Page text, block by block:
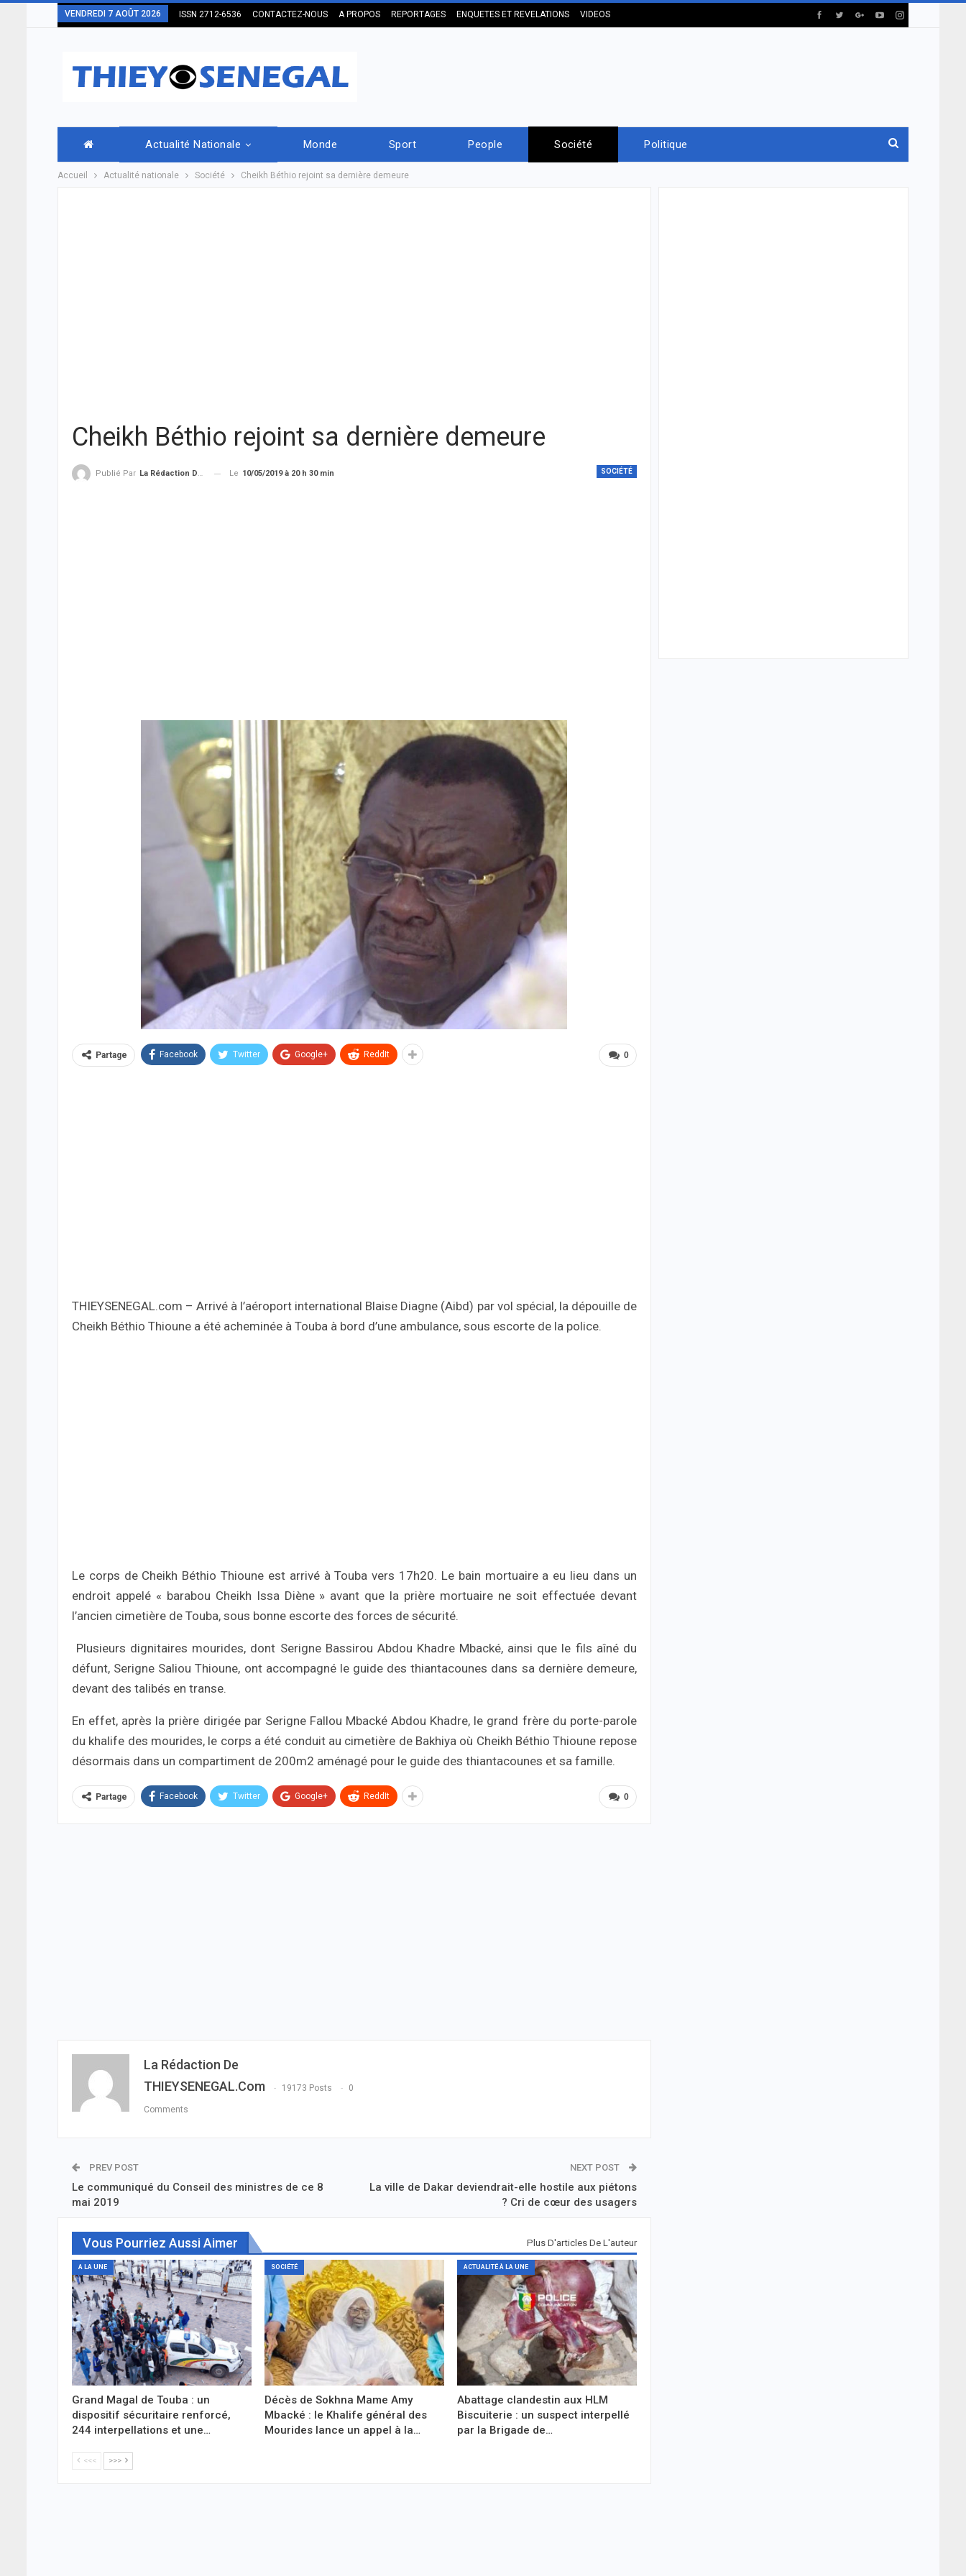
VENDREDI 7 AOÛT 2026 ISSN 2712-6536 CONTACTEZ-NOUS A PROPOS REPORTAGES ENQUETES ET REVELATIONS VIDEOS
Actualité Nationale Monde Sport People Société Politique
Accueil Actualité nationale Société Cheikh Béthio rejoint sa dernière demeure
Cheikh Béthio rejoint sa dernière demeure
SOCIÉTÉ
Publié Par La Rédaction De THIEYSENEGAL.com Le 10/05/2019 à 20 h 30 min
0
Partage Facebook Twitter Google+ ReddIt
THIEYSENEGAL.com – Arrivé à l’aéroport international Blaise Diagne (Aibd) par vol spécial, la dépouille de
Cheikh Béthio Thioune a été acheminée à Touba à bord d’une ambulance, sous escorte de la police.
Le corps de Cheikh Béthio Thioune est arrivé à Touba vers 17h20. Le bain mortuaire a eu lieu dans un
endroit appelé « barabou Cheikh Issa Diène » avant que la prière mortuaire ne soit effectuée devant
l’ancien cimetière de Touba, sous bonne escorte des forces de sécurité.
Plusieurs dignitaires mourides, dont Serigne Bassirou Abdou Khadre Mbacké, ainsi que le fils aîné du
défunt, Serigne Saliou Thioune, ont accompagné le guide des thiantacounes dans sa dernière demeure,
devant des talibés en transe.
En effet, après la prière dirigée par Serigne Fallou Mbacké Abdou Khadre, le grand frère du porte-parole
du khalife des mourides, le corps a été conduit au cimetière de Bakhiya où Cheikh Béthio Thioune repose
désormais dans un compartiment de 200m2 aménagé pour le guide des thiantacounes et sa famille.
0
Partage Facebook Twitter Google+ ReddIt
La Rédaction De
THIEYSENEGAL.com
19173 Posts 0
Comments
PREV POST
Le communiqué du Conseil des ministres de ce 8
mai 2019
NEXT POST
La ville de Dakar deviendrait-elle hostile aux piétons
? Cri de cœur des usagers
Vous Pourriez Aussi Aimer Plus D'articles De L'auteur
A LA UNE
Grand Magal de Touba : un
dispositif sécuritaire renforcé,
244 interpellations et une…
SOCIÉTÉ
Décès de Sokhna Mame Amy
Mbacké : le Khalife général des
Mourides lance un appel à la…
ACTUALITÉ À LA UNE
Abattage clandestin aux HLM
Biscuiterie : un suspect interpellé
par la Brigade de…
<<< >>>